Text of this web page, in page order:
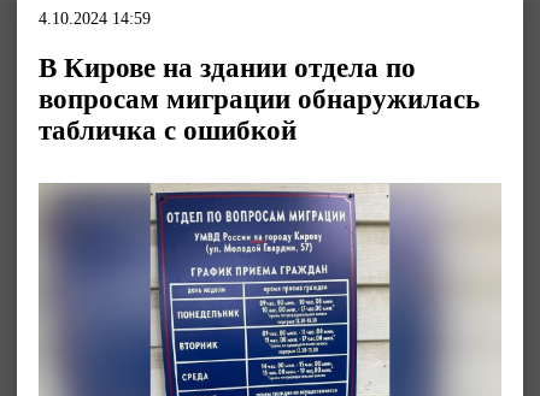
4.10.2024 14:59
В Кирове на здании отдела по
вопросам миграции обнаружилась
табличка с ошибкой